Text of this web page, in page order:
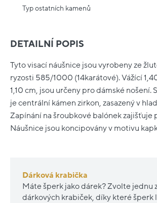
DETAILNÍ POPIS
Tyto visací náušnice jsou vyrobeny ze
ryzosti 585/1000 (14karátové). Vážící
1,10 cm, jsou určeny pro dámské nošení.
je centrální kámen zirkon, zasazený v
Zapínání na šroubkové balónek zajišťuje
Náušnice jsou koncipovány v motivu
Dárková krabička
Máte šperk jako dárek? Zvolte jednu
dárkových krabiček, díky které šperk
Typ ostatních kamenů